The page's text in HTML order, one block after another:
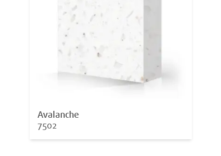
Avalanche
7502